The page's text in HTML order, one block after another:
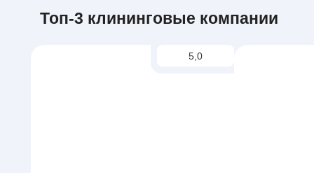
Топ-3 клининговые компании
5,0